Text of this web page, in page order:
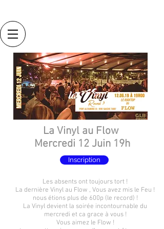
La Vinyl au Flow
Mercredi 12 Juin 19h
Inscription
Les absents ont toujours tort !
La dernière Vinyl au Flow , Vous avez mis le Feu !
nous étions plus de 600p (le record) !
La Vinyl devient la soirée incontournable du
mercredi et ca grace à vous !
Vous aimez le Flow !